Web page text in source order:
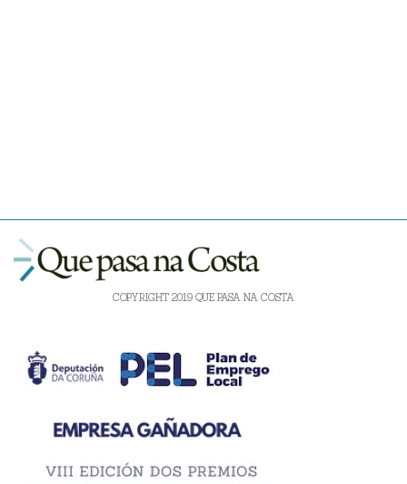
COPYRIGHT 2019 QUE PASA NA COSTA